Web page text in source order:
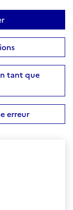
tant que
erreur